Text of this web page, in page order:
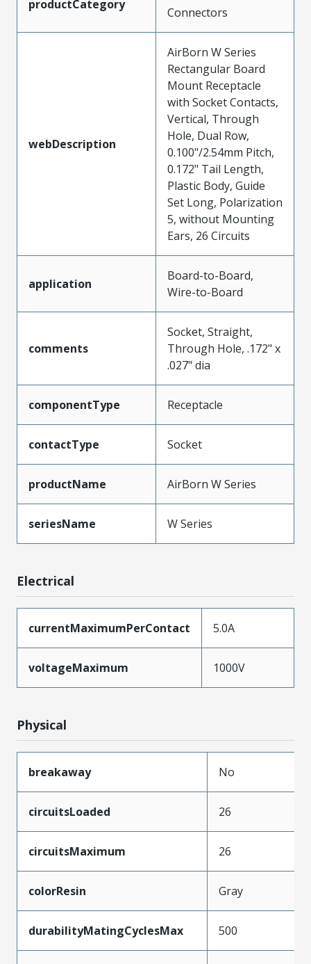
productCategory
Connectors
webDescription
AirBorn W Series
Rectangular Board
Mount Receptacle
with Socket Contacts,
Vertical, Through
Hole, Dual Row,
0.100"/2.54mm Pitch,
0.172" Tail Length,
Plastic Body, Guide
Set Long, Polarization
5, without Mounting
Ears, 26 Circuits
application
Board-to-Board,
Wire-to-Board
comments
Socket, Straight,
Through Hole, .172" x
.027" dia
componentType Receptacle
contactType Socket
productName AirBorn W Series
seriesName W Series
Electrical
currentMaximumPerContact 5.0A
voltageMaximum 1000V
Physical
breakaway No
circuitsLoaded 26
circuitsMaximum 26
colorResin Gray
durabilityMatingCyclesMax 500